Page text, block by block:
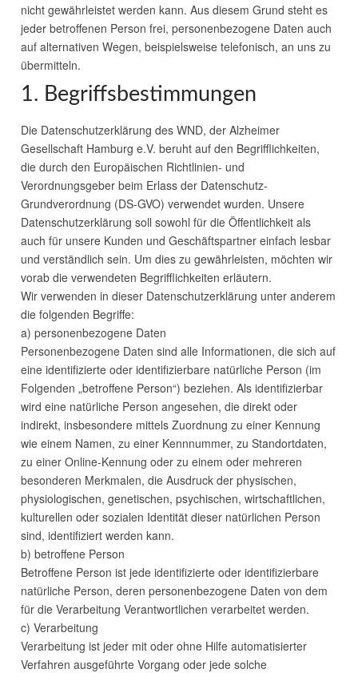
nicht gewährleistet werden kann. Aus diesem Grund steht es
jeder betroffenen Person frei, personenbezogene Daten auch
auf alternativen Wegen, beispielsweise telefonisch, an uns zu
übermitteln.
1. Begriffsbestimmungen
Die Datenschutzerklärung desWND, der Alzheimer
Gesellschaft Hamburg e.V. beruht auf den Begrifflichkeiten,
die durch den Europäischen Richtlinien- und
Verordnungsgeber beim Erlass der Datenschutz-
Grundverordnung (DS-GVO) verwendet wurden. Unsere
Datenschutzerklärung soll sowohl für die Öffentlichkeit als
auch für unsere Kunden und Geschäftspartner einfach lesbar
und verständlich sein. Um dies zu gewährleisten, möchten wir
vorab die verwendeten Begrifflichkeiten erläutern.
Wir verwenden in dieser Datenschutzerklärung unter anderem
die folgenden Begriffe:
a) personenbezogene Daten
Personenbezogene Daten sind alle Informationen, die sich auf
eine identifizierte oder identifizierbare natürliche Person (im
Folgenden „betroffene Person“) beziehen. Als identifizierbar
wird eine natürliche Person angesehen, die direkt oder
indirekt, insbesondere mittels Zuordnung zu einer Kennung
wie einem Namen, zu einer Kennnummer, zu Standortdaten,
zu einer Online-Kennung oder zu einem oder mehreren
besonderen Merkmalen, die Ausdruck der physischen,
physiologischen, genetischen, psychischen, wirtschaftlichen,
kulturellen oder sozialen Identität dieser natürlichen Person
sind, identifiziert werden kann.
b) betroffene Person
Betroffene Person ist jede identifizierte oder identifizierbare
natürliche Person, deren personenbezogene Daten von dem
für die Verarbeitung Verantwortlichen verarbeitet werden.
c) Verarbeitung
Verarbeitung ist jeder mit oder ohne Hilfe automatisierter
Verfahren ausgeführte Vorgang oder jede solche